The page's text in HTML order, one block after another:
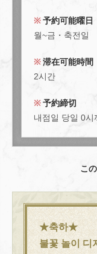
予約可能曜日
월~금・축전일
滞在可能時間
2시간
予約締切
내점일 당일 0시
こ
★축하★
불꽃 놀이 디
"식사만" 헤매면
大人数宴会×貸切
東京都中央区日本橋
https://hachi8.owst.jp/